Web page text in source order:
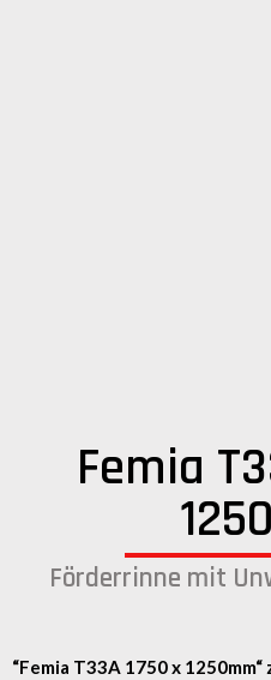
Femia
Förderrinne mit
“Femia T33A 1750 x 1250mm“